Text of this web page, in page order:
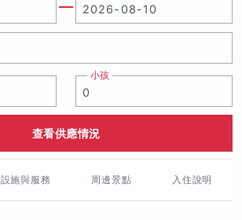
小孩
查看供應情況
設施與服務 周邊景點 入住說明